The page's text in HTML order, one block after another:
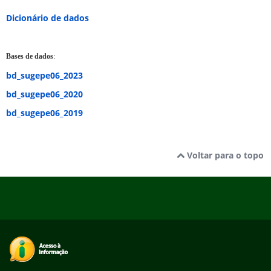
Dicionário de dados
Bases de dados:
bd_sugepe06_2023
bd_sugepe06_2020
bd_sugepe06_2019
Voltar para o topo